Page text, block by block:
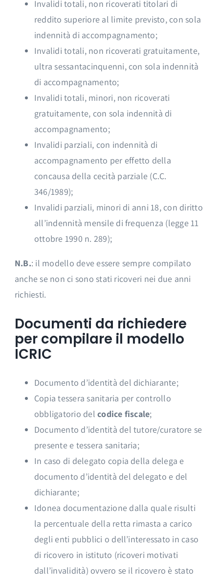
Invalidi totali, non ricoverati titolari di
reddito superiore al limite previsto, con sola
indennità di accompagnamento;
Invalidi totali, non ricoverati gratuitamente,
ultra sessantacinquenni, con sola indennità
di accompagnamento;
Invalidi totali, minori, non ricoverati
gratuitamente, con sola indennità di
accompagnamento;
Invalidi parziali, con indennità di
accompagnamento per effetto della
concausa della cecità parziale (C.C.
346/1989);
Invalidi parziali, minori di anni 18, con diritto
all’indennità mensile di frequenza (legge 11
ottobre 1990 n. 289);
N.B.: il modello deve essere sempre compilato
anche se non ci sono stati ricoveri nei due anni
richiesti.
Documenti da richiedere
per compilare il modello
ICRIC
Documento d’identità del dichiarante;
Copia tessera sanitaria per controllo
obbligatorio delcodice fiscale;
Documento d’identità del tutore/curatore se
presente e tessera sanitaria;
In caso di delegato copia della delega e
documento d’identità del delegato e del
dichiarante;
Idonea documentazione dalla quale risulti
la percentuale della retta rimasta a carico
degli enti pubblici o dell’interessato in caso
di ricovero in istituto (ricoveri motivati
dall’invalidità) ovvero se il ricovero è stato